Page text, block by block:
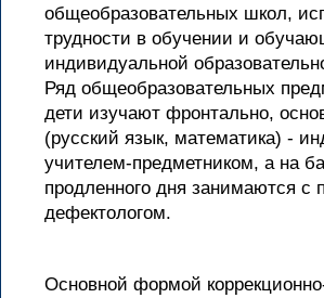
общеобразовательных школ,
трудности в обучении и
индивидуальной
Ряд общеобразовательных
дети изучают фронтально,
(русский язык, математика) -
учителем-предметником, а на
продленного дня занимаются с
дефектологом.
Основной формой